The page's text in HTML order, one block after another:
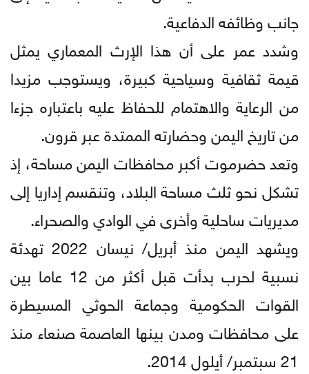
جانب وظائفه الدفاعية.
وشدد عمر على أن هذا الإرث المعماري يمثل
قيمة ثقافية وسياحية كبيرة، ويستوجب مزيدا
من الرعاية والاهتمام للحفاظ عليه باعتباره جزءا
من تاريخ اليمن وحضارته الممتدة عبر قرون.
وتعد حضرموت أكبر محافظات اليمن مساحة، إذ
تشكل نحو ثلث مساحة البلاد، وتنقسم إداريا إلى
مديريات ساحلية وأخرى في الوادي والصحراء.
ويشهد اليمن منذ أبريل/ نيسان 2022 تهدئة
نسبية لحرب بدأت قبل أكثر من 12 عاما بين
القوات الحكومية وجماعة الحوثي المسيطرة
على محافظات ومدن بينها العاصمة صنعاء منذ
21 سبتمبر/ أيلول 2014.